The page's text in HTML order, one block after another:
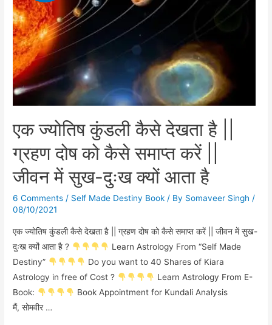
एक ज्योतिष कुंडली कैसे देखता है ||
ग्रहण दोष को कैसे समाप्त करें ||
जीवन में सुख-दुःख क्यों आता है
6 Comments / Self Made Destiny Book / By Somaveer Singh /
08/10/2021
एक ज्योतिष कुंडली कैसे देखता है || ग्रहण दोष को कैसे समाप्त करें || जीवन में सुख-
दुःख क्यों आता है ?
Learn Astrology From “Self Made
Destiny”
Do you want to 40 Shares of Kiara
Astrology in free of Cost ?
Learn Astrology From E-
Book:
Book Appointment for Kundali Analysis
मैं, सोमवीर …